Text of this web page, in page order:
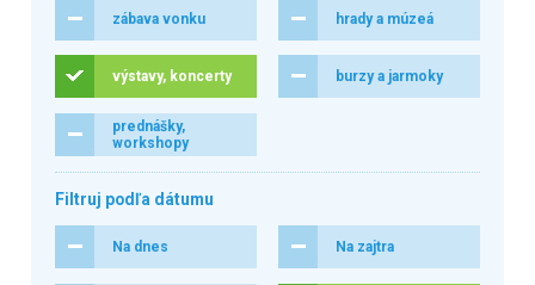
zábava vonku hrady a múzeá
výstavy, koncerty burzy a jarmoky
prednášky,
workshopy
Filtruj podľa dátumu
Na dnes Na zajtra